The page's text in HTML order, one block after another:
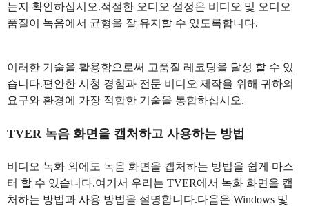
는지 확인하십시오.적절한 오디오 설정은 비디오 및 오디오
품질이 녹음에서 균형을 잘 유지할 수 있도록합니다.
이러한 기술을 활용함으로써 고품질 레코딩을 달성 할 수 있
습니다.편안한 시청 경험과 전문 비디오 제작을 위해 귀하의
요구와 환경에 가장 적합한 기술을 통합하십시오.
TVER 녹음 화면을 캡처하고 사용하는 방법
비디오 녹화 외에도 녹음 화면을 캡처하는 방법을 쉽게 마스
터 할 수 있습니다.여기서 우리는 TVER에서 녹화 화면을 캡
처하는 방법과 사용 방법을 설명합니다.다음은 Windows 및